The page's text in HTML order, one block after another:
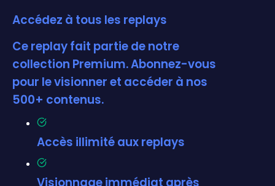
Accédez à tous les replays
Ce replay fait partie de notre
collection Premium. Abonnez-vous
pour le visionner et accéder à nos
500+ contenus.
Accès illimité aux replays
Visionnage immédiat après